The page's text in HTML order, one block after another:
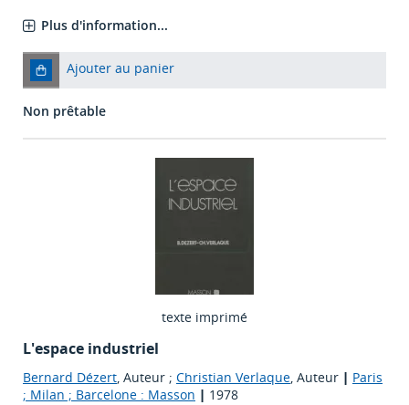
Plus d'information...
Ajouter au panier
Non prêtable
texte imprimé
L'espace industriel
Bernard Dézert, Auteur ; Christian Verlaque, Auteur | Paris
; Milan ; Barcelone : Masson | 1978